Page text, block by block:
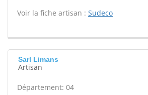
Voir la fiche artisan : Sudeco
Sarl Limans
Artisan
Département: 04